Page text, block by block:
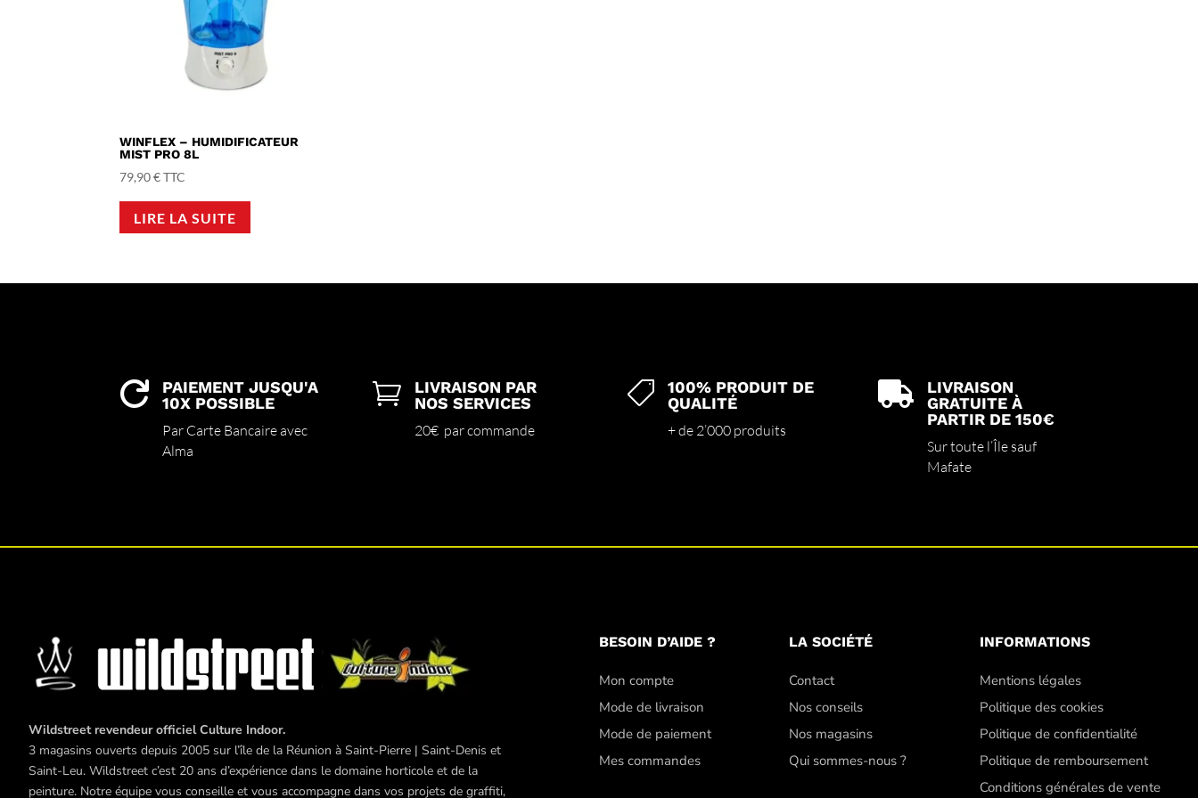
WINFLEX – HUMIDIFICATEUR
MIST PRO 8L
79,90€ TTC
LIRE LA SUITE

PAIEMENT JUSQU'A
10X POSSIBLE
Par Carte Bancaire avec
Alma

LIVRAISON PAR
NOS SERVICES
20€ par commande

100% PRODUIT DE
QUALITÉ
+ de 2’000 produits

LIVRAISON
GRATUITE À
PARTIR DE 150€
Sur toute l’Île sauf
Mafate
Wildstreet revendeur officiel Culture Indoor.
3 magasins ouverts depuis 2005 sur l’île de la Réunion à Saint-Pierre | Saint-Denis et
Saint-Leu. Wildstreet c’est 20 ans d’expérience dans le domaine horticole et de la
peinture. Notre équipe vous conseille et vous accompagne dans vos projets de graffiti,
BESOIN D’AIDE ?
Mon compte
Mode de livraison
Mode de paiement
Mes commandes
LA SOCIÉTÉ
Contact
Nos conseils
Nos magasins
Qui sommes-nous ?
INFORMATIONS
Mentions légales
Politique des cookies
Politique de confidentialité
Politique de remboursement
Conditions générales de vente